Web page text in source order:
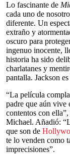
Lo fascinante de
cada uno de
diferente. Un
extraño y
oscuro para
ingenuo inocente,
historia ha sido
charlatanes y
pantalla. Jackson
“La película
padre que aún vive
contentos con
Michael. Añadió:
que son de
te lo venden como
imprecisiones”.